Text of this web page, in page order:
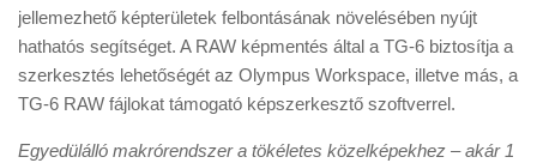
jellemezhető képterületek felbontásának növelésében nyújt
hathatós segítséget. A RAW képmentés által a TG-6 biztosítja a
szerkesztés lehetőségét az Olympus Workspace, illetve más, a
TG-6 RAW fájlokat támogató képszerkesztő szoftverrel.
Egyedülálló makrórendszer a tökéletes közelképekhez – akár 1